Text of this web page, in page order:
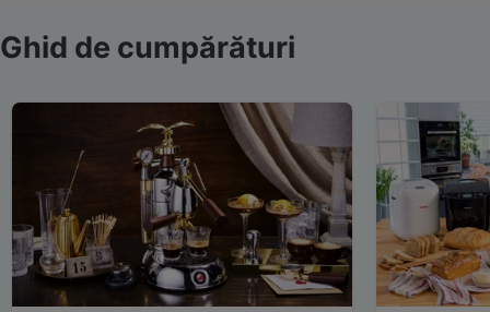
Ghid de cumpărături